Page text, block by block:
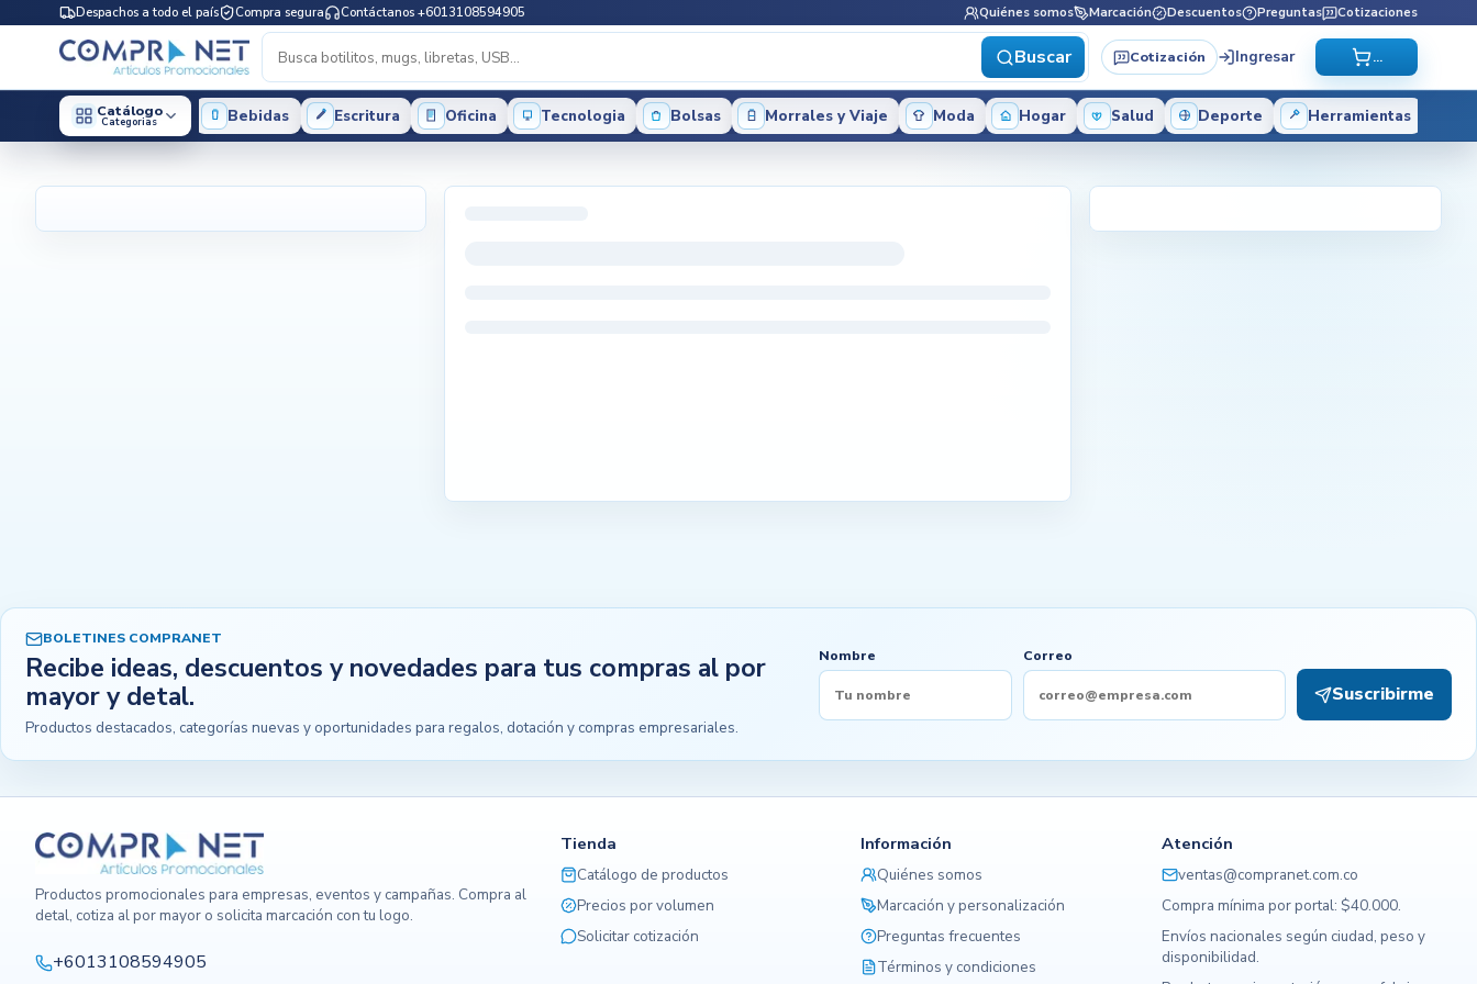
Despachos a todo el país Compra segura Contáctanos +6013108594905 Quiénes somos Marcación Descuentos Preguntas Cotizaciones
Buscar Cotización Ingresar ...
Catálogo
Categorias Bebidas Escritura Oficina Tecnologia Bolsas Morrales y Viaje Moda Hogar Salud Deporte Herramientas
BOLETINES COMPRANET
Recibe ideas, descuentos y novedades para tus compras al por
mayor y detal.
Productos destacados, categorías nuevas y oportunidades para regalos, dotación y compras empresariales.
Nombre Correo
Suscribirme
Productos promocionales para empresas, eventos y campañas. Compra al
detal, cotiza al por mayor o solicita marcación con tu logo.
+6013108594905
Tienda
Catálogo de productos
Precios por volumen
Solicitar cotización
Información
Quiénes somos
Marcación y personalización
Preguntas frecuentes
Términos y condiciones
Atención
ventas@compranet.com.co
Compra mínima por portal: $40.000.
Envíos nacionales según ciudad, peso y
disponibilidad.